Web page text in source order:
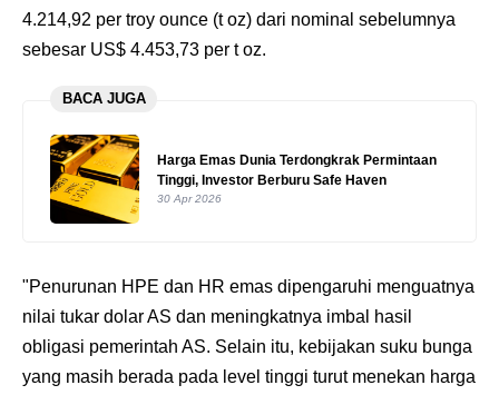
4.214,92 per troy ounce (t oz) dari nominal sebelumnya
sebesar US$ 4.453,73 per t oz.
BACA JUGA
Harga Emas Dunia Terdongkrak Permintaan
Tinggi, Investor Berburu Safe Haven
30 Apr 2026
"Penurunan HPE dan HR emas dipengaruhi menguatnya
nilai tukar dolar AS dan meningkatnya imbal hasil
obligasi pemerintah AS. Selain itu, kebijakan suku bunga
yang masih berada pada level tinggi turut menekan harga